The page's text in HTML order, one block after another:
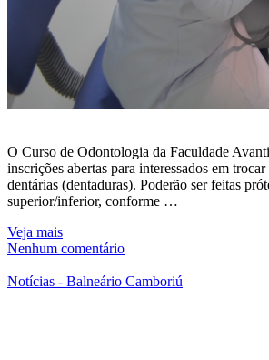
O Curso de Odontologia da Faculdade
inscrições abertas para interessados em
dentárias (dentaduras). Poderão ser feitas
superior/inferior, conforme …
Veja mais
Nenhum comentário
Notícias - Balneário Camboriú